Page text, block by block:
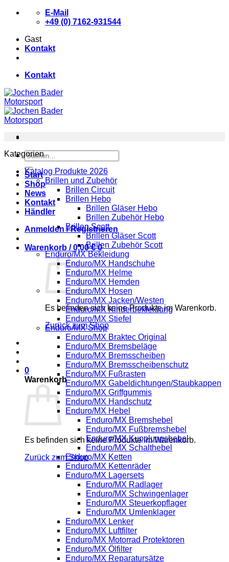
Zum
E-Mail
+49 (0) 7162-931544
Gast
Kontakt
Kontakt
Suchen
nach:
Start
Shop
News
Kontakt
Händler
Anmelden / Registrieren
Warenkorb /0,00€ 0
Es befinden sich keine Produkte im Warenkorb.
Zurück zum Shop
0
Warenkorb
Es befinden sich keine Produkte im Warenkorb.
Zurück zum Shop
Kategorien
Katalog Produkte 2026
Brillen und Zubehör
Brillen Circuit
Brillen Hebo
Brillen Gläser Hebo
Brillen Zubehör Hebo
Brillen Scott
Brillen Gläser Scott
Brillen Zubehör Scott
Enduro/MX Bekleidung
Enduro/MX Handschuhe
Enduro/MX Helme
Enduro/MX Hemden
Enduro/MX Hosen
Enduro/MX Jacken/Westen
Enduro/MX Kinderbekleidung
Enduro/MX Stiefel
Enduro/MX Shop
Enduro/MX Braktec Original
Enduro/MX Bremsbeläge
Enduro/MX Bremsscheiben
Enduro/MX Bremsscheibenschutz
Enduro/MX Fußrasten
Enduro/MX Gabeldichtungen/Staubkappen
Enduro/MX Griffgummis
Enduro/MX Handschutz
Enduro/MX Hebel
Enduro/MX Bremshebel
Enduro/MX Fußbremshebel
Enduro/MX Kupplungshebel
Enduro/MX Schalthebel
Enduro/MX Ketten
Enduro/MX Kettenräder
Enduro/MX Lagersets
Enduro/MX Radlager
Enduro/MX Schwingenlager
Enduro/MX Steuerkopflager
Enduro/MX Umlenklager
Enduro/MX Lenker
Enduro/MX Luftfilter
Enduro/MX Motorrad Protektoren
Enduro/MX Ölfilter
Enduro/MX Reparatursätze